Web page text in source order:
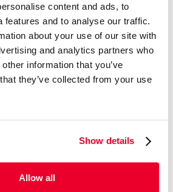
content and ads, to
features and to analyse our traffic.
about your use of our site with
and analytics partners who
information that you’ve
they’ve collected from your use
Show details
Allow all
mit den praktischen
Luftpolster-
sowohl den Inhalt Ihres
auch die höchstmögliche
Empfängern erwecken Und
Um diesen Effekt noch zu
den Snazzybag Bubble in einer
von uns bedrucken lassen.
Stückzahl von 500 Stück
wir Sie über die diversen